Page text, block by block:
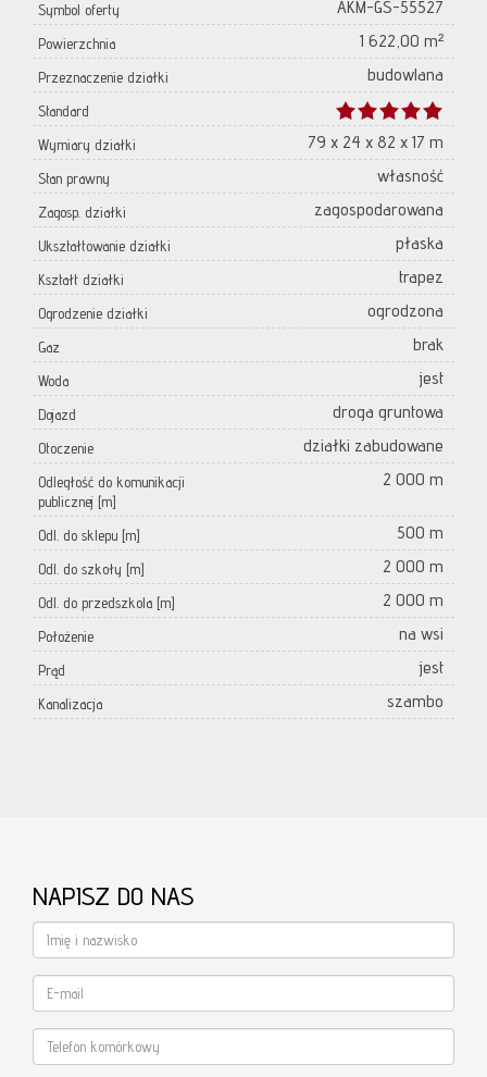
Symbol oferty AKM-GS-55527
Powierzchnia 1 622,00 m²
Przeznaczenie działki budowlana
Standard
Wymiary działki
79 x 24 x 82 x 17 m
Stan prawny własność
Zagosp. działki zagospodarowana
Ukształtowanie działki płaska
Kształt działki trapez
Ogrodzenie działki ogrodzona
Gaz brak
Woda jest
Dojazd droga gruntowa
Otoczenie działki zabudowane
Odległość do komunikacji
publicznej [m]
2 000 m
Odl. do sklepu [m] 500 m
Odl. do szkoły [m] 2 000 m
Odl. do przedszkola [m] 2 000 m
Położenie na wsi
Prąd jest
Kanalizacja szambo
NAPISZ DO NAS